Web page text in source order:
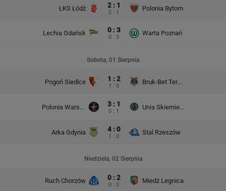
ŁKS Łódź 2 : 1
2 : 1
Polonia Bytom
Lechia Gdańsk 0 : 3
0 : 3
Warta Poznań
Sobota, 01 Sierpnia
Pogoń Siedlce 1 : 2
1 : 0
Bruk-Bet Termalica Nieciecza
Polonia Warszawa 3 : 1
0 : 1
Unia Skierniewice
Arka Gdynia 4 : 0
1 : 0
Stal Rzeszów
Niedziela, 02 Sierpnia
Ruch Chorzów 0 : 2
0 : 0
Miedź Legnica